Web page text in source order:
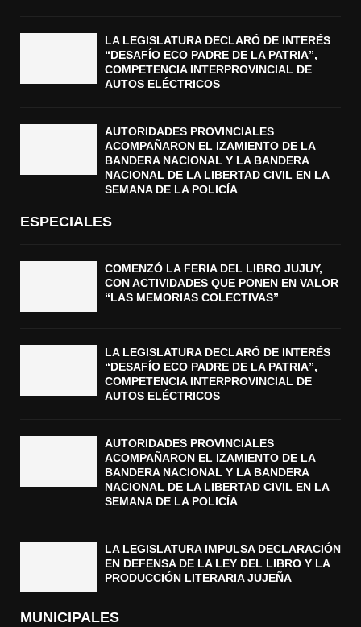
LA LEGISLATURA DECLARÓ DE INTERÉS
“DESAFÍO ECO PADRE DE LA PATRIA”,
COMPETENCIA INTERPROVINCIAL DE
AUTOS ELÉCTRICOS
AUTORIDADES PROVINCIALES
ACOMPAÑARON EL IZAMIENTO DE LA
BANDERA NACIONAL Y LA BANDERA
NACIONAL DE LA LIBERTAD CIVIL EN LA
SEMANA DE LA POLICÍA
ESPECIALES
COMENZÓ LA FERIA DEL LIBRO JUJUY,
CON ACTIVIDADES QUE PONEN EN VALOR
“LAS MEMORIAS COLECTIVAS”
LA LEGISLATURA DECLARÓ DE INTERÉS
“DESAFÍO ECO PADRE DE LA PATRIA”,
COMPETENCIA INTERPROVINCIAL DE
AUTOS ELÉCTRICOS
AUTORIDADES PROVINCIALES
ACOMPAÑARON EL IZAMIENTO DE LA
BANDERA NACIONAL Y LA BANDERA
NACIONAL DE LA LIBERTAD CIVIL EN LA
SEMANA DE LA POLICÍA
LA LEGISLATURA IMPULSA DECLARACIÓN
EN DEFENSA DE LA LEY DEL LIBRO Y LA
PRODUCCIÓN LITERARIA JUJEÑA
MUNICIPALES